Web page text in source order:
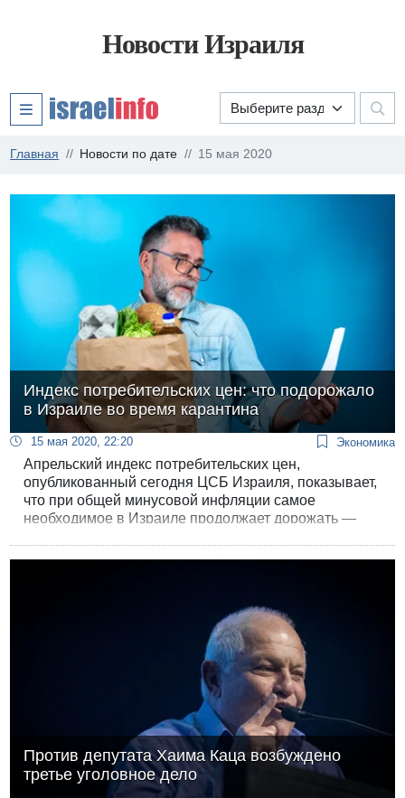
Новости Израиля
Главная Новости по дате 15 мая 2020
Индекс потребительских цен: что подорожало
в Израиле во время карантина
15 мая 2020, 22:20 Экономика
Апрельский индекс потребительских цен,
опубликованный сегодня ЦСБ Израиля, показывает,
что при общей минусовой инфляции самое
необходимое в Израиле продолжает дорожать —
Против депутата Хаима Каца возбуждено
третье уголовное дело